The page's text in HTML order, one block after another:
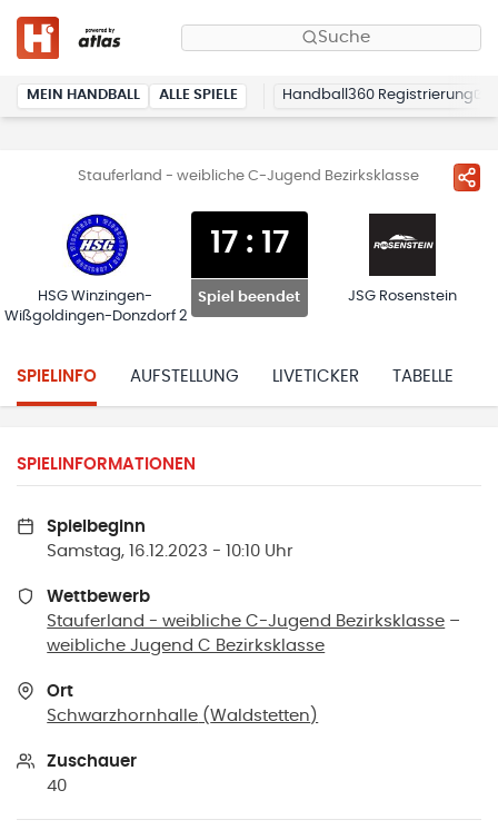
Suche
MEIN HANDBALL ALLE SPIELE Handball360 Registrierung
Stauferland - weibliche C-Jugend Bezirksklasse
HSG Winzingen-
Wißgoldingen-Donzdorf 2
17: 17
Spiel beendet JSG Rosenstein
SPIELINFO AUFSTELLUNG LIVETICKER TABELLE
SPIELINFORMATIONEN
Spielbeginn
Samstag, 16.12.2023 - 10:10 Uhr
Wettbewerb
Stauferland - weibliche C-Jugend Bezirksklasse –
weibliche Jugend C Bezirksklasse
Ort
Schwarzhornhalle (Waldstetten )
Zuschauer
40